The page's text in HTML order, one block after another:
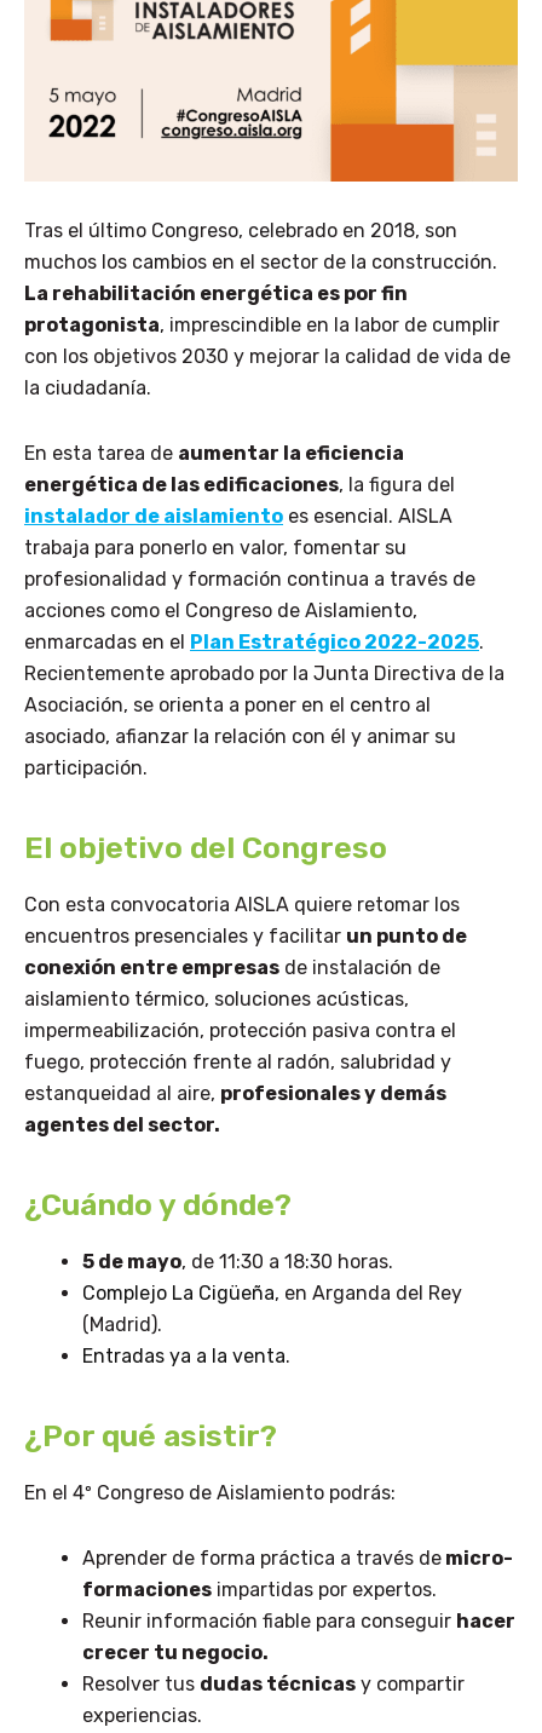
Tras el último Congreso, celebrado en 2018, son
muchos los cambios en el sector de la construcción.
La rehabilitación energética es por fin
protagonista, imprescindible en la labor de cumplir
con los objetivos 2030 y mejorar la calidad de vida de
la ciudadanía.
En esta tarea de aumentar la eficiencia
energética de las edificaciones, la figura del
instalador de aislamiento es esencial. AISLA
trabaja para ponerlo en valor, fomentar su
profesionalidad y formación continua a través de
acciones como el Congreso de Aislamiento,
enmarcadas en el Plan Estratégico 2022-2025.
Recientemente aprobado por la Junta Directiva de la
Asociación, se orienta a poner en el centro al
asociado, afianzar la relación con él y animar su
participación.
El objetivo del Congreso
Con esta convocatoria AISLA quiere retomar los
encuentros presenciales y facilitar un punto de
conexión entre empresas de instalación de
aislamiento térmico, soluciones acústicas,
impermeabilización, protección pasiva contra el
fuego, protección frente al radón, salubridad y
estanqueidad al aire, profesionales y demás
agentes del sector.
¿Cuándo y dónde?
5 de mayo, de 11:30 a 18:30 horas.
Complejo La Cigüeña, en Arganda del Rey
(Madrid).
Entradas ya a la venta.
¿Por qué asistir?
En el 4º Congreso de Aislamiento podrás:
Aprender de forma práctica a través de micro-
formaciones impartidas por expertos.
Reunir información fiable para conseguir hacer
crecer tu negocio.
Resolver tus dudas técnicas y compartir
experiencias.